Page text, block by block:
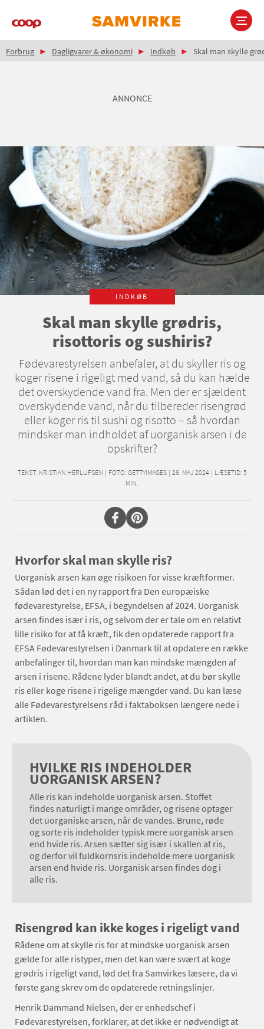
Main
Brødkrumme
Forbrug Dagligvarer & økonomi Indkøb Skal man skylle
ANNONCE
INDKØB
Skal man skylle grødris,
risottoris og sushiris?
Fødevarestyrelsen anbefaler, at du skyller ris og
koger risene i rigeligt med vand, så du kan hælde
det overskydende vand fra. Men der er sjældent
overskydende vand, når du tilbereder risengrød
eller koger ris til sushi og risotto – så hvordan
mindsker man indholdet af uorganisk arsen i de
opskrifter?
TEKST: KRISTIAN HERLUFSEN | FOTO: GETTYIMAGES | 26. MAJ 2024 | LÆSETID: 5
MIN.
Hvorfor skal man skylle ris?
Uorganisk arsen kan øge risikoen for visse kræftformer.
Sådan lød det i en ny rapport fra Den europæiske
fødevarestyrelse, EFSA, i begyndelsen af 2024. Uorganisk
arsen findes især i ris, og selvom der er tale om en relativt
lille risiko for at få kræft, fik den opdaterede rapport fra
EFSA Fødevarestyrelsen i Danmark til at opdatere en række
anbefalinger til, hvordan man kan mindske mængden af
arsen i risene. Rådene lyder blandt andet, at du bør skylle
ris eller koge risene i rigelige mængder vand. Du kan læse
alle Fødevarestyrelsens råd i faktaboksen længere nede i
artiklen.
HVILKE RIS INDEHOLDER
UORGANISK ARSEN?
Alle ris kan indeholde uorganisk arsen. Stoffet
findes naturligt i mange områder, og risene optager
det uorganiske arsen, når de vandes. Brune, røde
og sorte ris indeholder typisk mere uorganisk arsen
end hvide ris. Arsen sætter sig især i skallen af ris,
og derfor vil fuldkornsris indeholde mere uorganisk
arsen end hvide ris. Uorganisk arsen findes dog i
alle ris.
Risengrød kan ikke koges i rigeligt vand
Rådene om at skylle ris for at mindske uorganisk arsen
gælde for alle ristyper, men det kan være svært at koge
grødris i rigeligt vand, lød det fra Samvirkes læsere, da vi
første gang skrev om de opdaterede retningslinjer.
Henrik Dammand Nielsen, der er enhedschef i
Fødevarestyrelsen, forklarer, at det ikke er nødvendigt at